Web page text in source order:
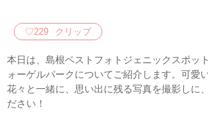
♡229 クリップ
本日は、島根ベストフォトジェニックスポッ
ォーゲルパークについてご紹介します。可愛
花々と一緒に、思い出に残る写真を撮影しに
ださい！